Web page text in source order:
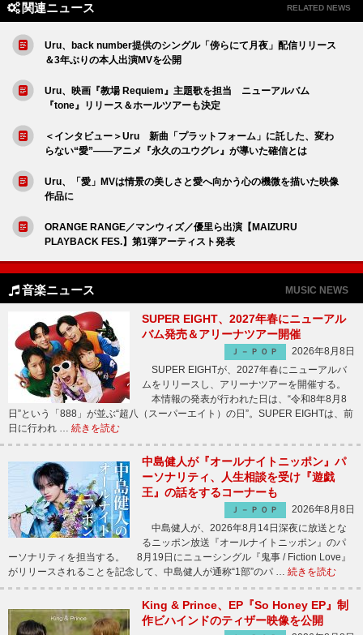
関連ニュース RELATED NEWS
Uru、back number提供のシングル「傍らにて月夜」配信リリース
＆3年ぶりの本人出演MVを公開
Uru、映画『教場 Requiem』主題歌を担当 ニューアルバム
『tone』リリース＆ホールツアーも決定
＜インタビュー＞Uru 新曲「プラットフォーム」に託した、変わ
らない“愛”――アニメ『永久のユウグレ』が導いた確信とは
Uru、「愛」MVは情景の美しさと愛へ向かう心の機微を描いた映像
作品に
ORANGE RANGE／マンウィズ／優里ら出演【MAIZURU
PLAYBACK FES.】第1弾アーティスト発表
音楽ニュース MUSIC NEWS
SUPER EIGHT、2027年春にニューアル
バム発売＆アリーナツアー開催
Ｊ－ＰＯＰ
2026年8月8日
SUPER EIGHTが、2027年春にニューアルバ
ムをリリースし、アリーナツアーを開催する。
本情報の発表が行われた日は、“令和8年8月8
日”という「888」が並ぶ“超八（スーパーエイト）の日”。SUPER EIGHTは、前
日に行われ … 続きを読む
中島健人が『オールナイトニッポン』パ
ーソナリティ、人生相談を受け『遊戯
王』の話をするコーナーも
Ｊ－ＰＯＰ
2026年8月8日
中島健人が、2026年8月14日深夜に放送とな
るニッポン放送『オールナイトニッポン』のパ
ーソナリティを担当する。 8月19日にニューシングル『鬼事 / Fiction Love』
がリリースされることを記念して、中島健人が通称“1部”のパ … 続きを読む
King & Prince、EP『So Honey EP』制
作ビハインドのティザー映像を公開